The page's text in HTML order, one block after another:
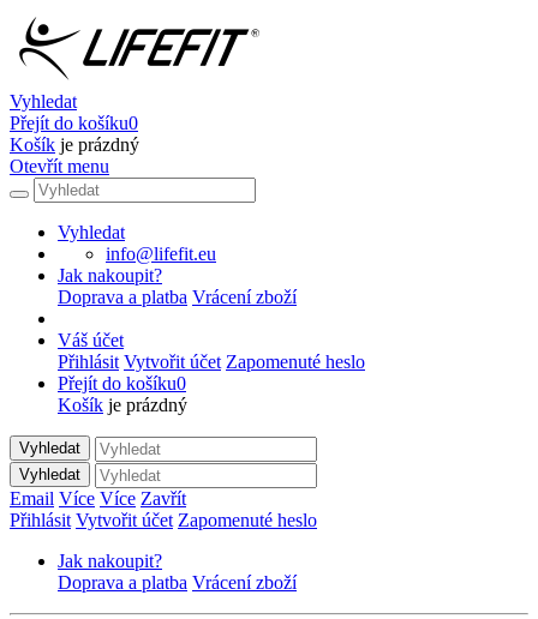
Vyhledat
Přejít do košíku0
Košík je prázdný
Otevřít menu
Vyhledat
info@lifefit.eu
Jak nakoupit?
Doprava a platba Vrácení zboží
Váš účet
Přihlásit Vytvořit účet Zapomenuté heslo
Přejít do košíku0
Košík je prázdný
Vyhledat
Vyhledat
Email Více Více Zavřít
Přihlásit Vytvořit účet Zapomenuté heslo
Jak nakoupit?
Doprava a platba Vrácení zboží